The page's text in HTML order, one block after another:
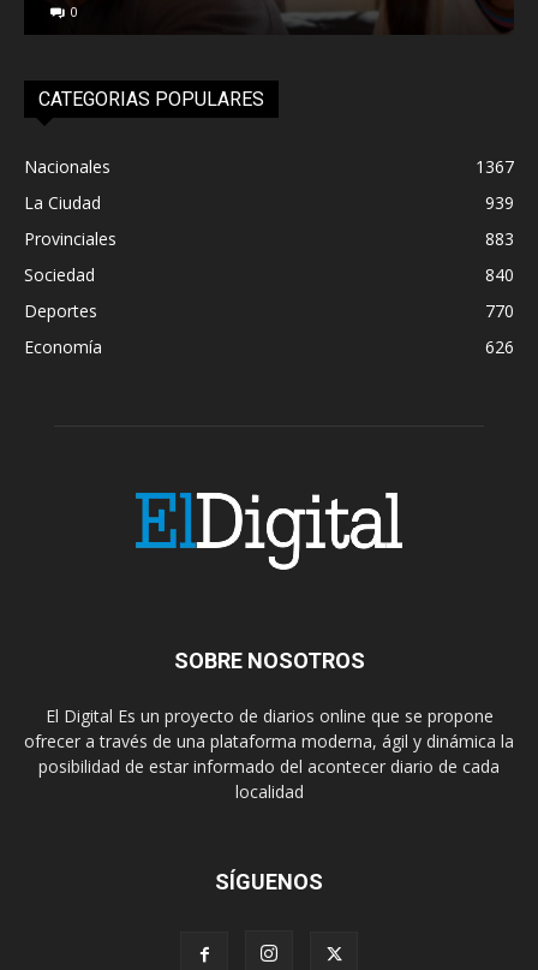
0
CATEGORIAS POPULARES
Nacionales
1367
La Ciudad
939
Provinciales
883
Sociedad
840
Deportes
770
Economía
626
SOBRE NOSOTROS
El Digital Es un proyecto de diarios online que se propone
ofrecer a través de una plataforma moderna, ágil y dinámica la
posibilidad de estar informado del acontecer diario de cada
localidad
SÍGUENOS